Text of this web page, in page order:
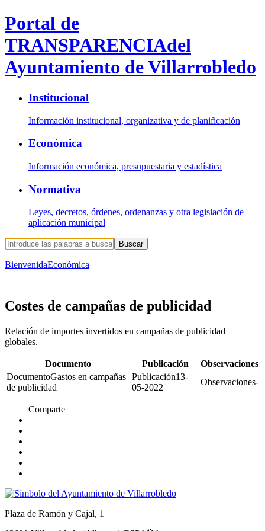
Portal de
TRANSPARENCIAdel
Ayuntamiento de Villarrobledo
Institucional
Información institucional, organizativa y de planificación
Económica
Información económica, presupuestaria y estadística
Normativa
Leyes, decretos, órdenes, ordenanzas y otra legislación de
aplicación municipal
Buscar
BienvenidaEconómica
Costes de campañas de publicidad
Relación de importes invertidos en campañas de publicidad
globales.
Documento Publicación
Observaciones
Gastos en campañas
de publicidad
13-
05-2022
-
Comparte
Plaza de Ramón y Cajal, 1